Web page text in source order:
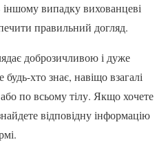
іншому випадку вихованцеві
правильний догляд.
доброзичливою і дуже
хто знає, навіщо взагалі
по всьому тілу. Якщо хочете
відповідну інформацію